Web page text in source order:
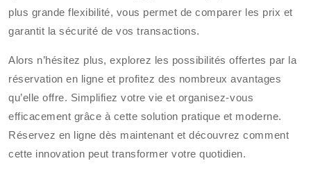
plus grande flexibilité, vous permet de comparer les prix et
garantit la sécurité de vos transactions.
Alors n’hésitez plus, explorez les possibilités offertes par la
réservation en ligne et profitez des nombreux avantages
qu’elle offre. Simplifiez votre vie et organisez-vous
efficacement grâce à cette solution pratique et moderne.
Réservez en ligne dès maintenant et découvrez comment
cette innovation peut transformer votre quotidien.